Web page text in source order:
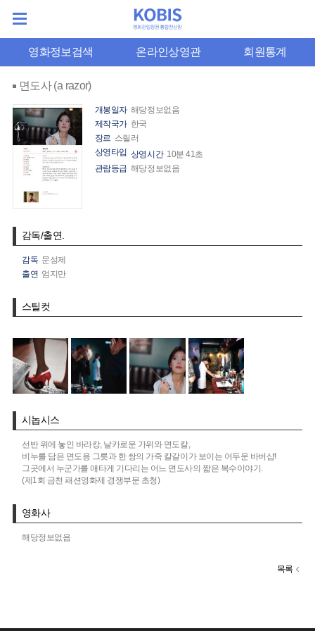
영화정보검색 온라인상영관 회원통계
면도사 (a razor)
개봉일자 해당정보없음
제작국가 한국
장르 스릴러
상영타입 상영시간 10분 41초
관람등급 해당정보없음
감독/출연.
감독 문성제
출연 엄지만
스틸컷
시놉시스
선반 위에 놓인 바라캉, 날카로운 가위와 면도칼,
비누를 담은 면도용 그릇과 한 쌍의 가죽 칼갈이가 보이는 어두운 바버샵!
그곳에서 누군가를 애타게 기다리는 어느 면도사의 짧은 복수이야기.
(제1회 금천 패션영화제 경쟁부문 초청)
영화사
해당정보없음
목록